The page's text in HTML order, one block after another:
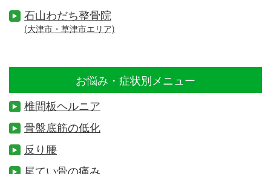
石山わだち整骨院
(大津市・草津市エリア)
お悩み・症状別メニュー
椎間板ヘルニア
骨盤底筋の低化
反り腰
尾てい骨の痛み